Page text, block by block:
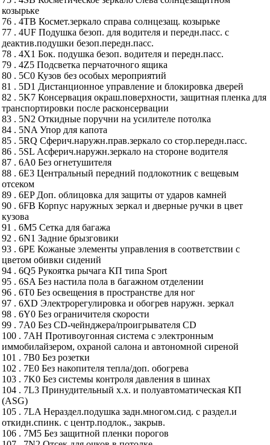
козырьке
76 . 4TB Космет.зеркало справа солнцезащ. козырьке
77 . 4UF Подушка безоп. для водителя и передн.пасс. с
деактив.подушки безоп.передн.пасс.
78 . 4X1 Бок. подушка безоп. водителя и передн.пасс.
79 . 4Z5 Подсветка перчаточного ящика
80 . 5C0 Кузов без особых мероприятий
81 . 5D1 Дистанционное управление и блокировка дверей
82 . 5K7 Консервация окраш.поверхности, защитная пленка для
транспортировки после расконсервации
83 . 5N2 Откидные поручни на усилителе потолка
84 . 5NA Упор для капота
85 . 5RQ Сферич.наружн.прав.зеркало со стор.передн.пасс.
86 . 5SL Асферич.наружн.зеркало на стороне водителя
87 . 6A0 Без огнетушителя
88 . 6E3 Центральный передний подлокотник с вещевым
отсеком
89 . 6EP Доп. облицовка для защиты от ударов камней
90 . 6FB Корпус наружных зеркал и дверные ручки в цвет
кузова
91 . 6M5 Сетка для багажа
92 . 6N1 Задние брызговики
93 . 6PE Кожаные элементы управления в соответствии с
цветом обивки сидений
94 . 6Q5 Рукоятка рычага КП типа Sport
95 . 6SA Без настила пола в багажном отделении
96 . 6T0 Без освещения в пространстве для ног
97 . 6XD Электрорегулировка и обогрев наружн. зеркал
98 . 6Y0 Без ограничителя скорости
99 . 7A0 Без CD-чейнджера/проигрывателя CD
100 . 7AH Противоугонная система с электронным
иммобилайзером, охраной салона и автономной сиреной
101 . 7B0 Без розетки
102 . 7E0 Без накопителя тепла/доп. обогрева
103 . 7K0 Без системы контроля давления в шинах
104 . 7L3 Принудительный х.х. и полуавтоматическая КП
(ASG)
105 . 7LA Нераздел.подушка задн.многом.сид. с раздел.и
откидн.спинк. с центр.подлок., закрыв.
106 . 7M5 Без защитной пленки порогов